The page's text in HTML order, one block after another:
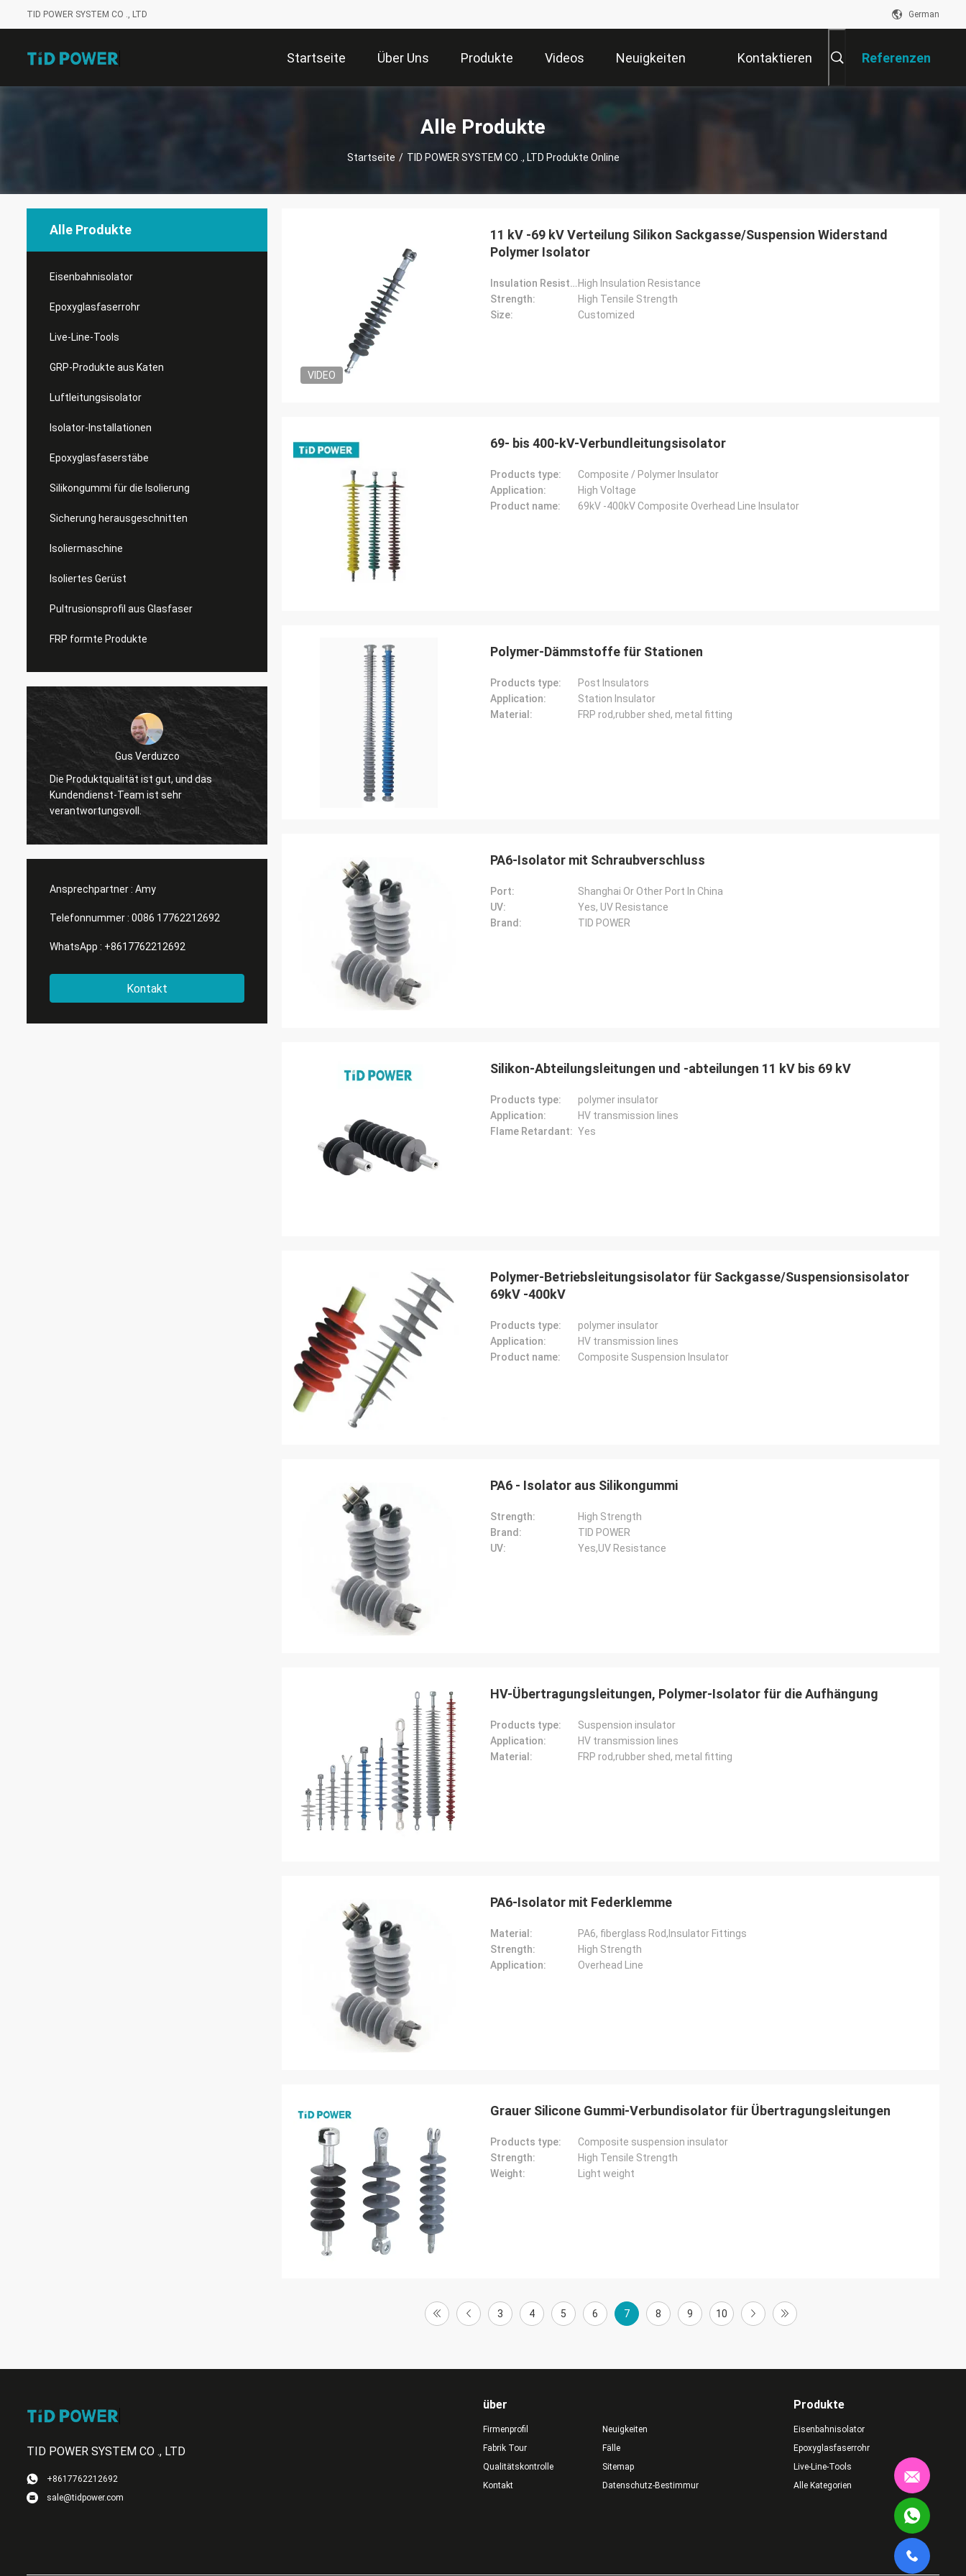
TID POWER SYSTEM CO ., LTD German
Startseite Über Uns Produkte Videos Neuigkeiten Kontaktieren Referenzen
Alle Produkte
Startseite / TID POWER SYSTEM CO ., LTD Produkte Online
Alle Produkte
Eisenbahnisolator
Epoxyglasfaserrohr
Live-Line-Tools
GRP-Produkte aus Katen
Luftleitungsisolator
Isolator-Installationen
Epoxyglasfaserstäbe
Silikongummi für die Isolierung
Sicherung herausgeschnitten
Isoliermaschine
Isoliertes Gerüst
Pultrusionsprofil aus Glasfaser
FRP formte Produkte
Gus Verduzco
Die Produktqualität ist gut, und das
Kundendienst-Team ist sehr
verantwortungsvoll.
Edson Polli Junior
Ausgezeichnete Brillanz, jetzt ein
Ansprechpartner : Amy
Telefonnummer : 0086 17762212692
WhatsApp : +8617762212692
Kontakt
VIDEO
11 kV -69 kV Verteilung Silikon Sackgasse/Suspension Widerstand
Polymer Isolator
Insulation Resistance: High Insulation Resistance
Strength:
High Tensile Strength
Size:
Customized
69- bis 400-kV-Verbundleitungsisolator
Products type:
Composite / Polymer Insulator
Application:
High Voltage
Product name:
69kV -400kV Composite Overhead Line Insulator
Polymer-Dämmstoffe für Stationen
Products type:
Post Insulators
Application:
Station Insulator
Material:
FRP rod,rubber shed, metal fitting
PA6-Isolator mit Schraubverschluss
Port:
Shanghai Or Other Port In China
UV:
Yes, UV Resistance
Brand:
TID POWER
Silikon-Abteilungsleitungen und -abteilungen 11 kV bis 69 kV
Products type:
polymer insulator
Application:
HV transmission lines
Flame Retardant: Yes
Polymer-Betriebsleitungsisolator für Sackgasse/Suspensionsisolator
69kV -400kV
Products type:
polymer insulator
Application:
HV transmission lines
Product name:
Composite Suspension Insulator
PA6 - Isolator aus Silikongummi
Strength:
High Strength
Brand:
TID POWER
UV:
Yes,UV Resistance
HV-Übertragungsleitungen, Polymer-Isolator für die Aufhängung
Products type:
Suspension insulator
Application:
HV transmission lines
Material:
FRP rod,rubber shed, metal fitting
PA6-Isolator mit Federklemme
Material:
PA6, fiberglass Rod,Insulator Fittings
Strength:
High Strength
Application:
Overhead Line
Grauer Silicone Gummi-Verbundisolator für Übertragungsleitungen
Products type:
Composite suspension insulator
Strength:
High Tensile Strength
Weight:
Light weight
3 4 5 6 7 8 9 10
TID POWER SYSTEM CO ., LTD
+8617762212692
sale@tidpower.com
über
Firmenprofil
Fabrik Tour
Qualitätskontrolle
Kontakt
Neuigkeiten
Fälle
Sitemap
Datenschutz-Bestimmungen
Produkte
Eisenbahnisolator
Epoxyglasfaserrohr
Live-Line-Tools
Alle Kategorien